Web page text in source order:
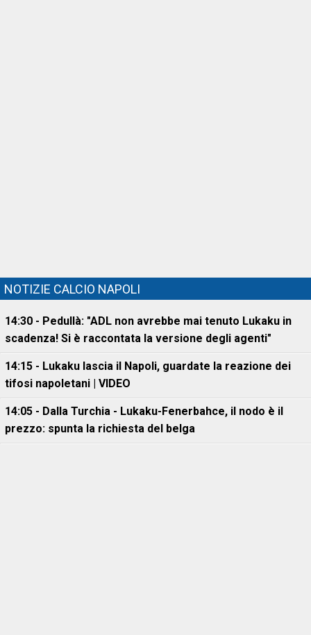
NOTIZIE CALCIO NAPOLI
14:30 - Pedullà: "ADL non avrebbe mai tenuto Lukaku in
scadenza! Si è raccontata la versione degli agenti"
14:15 - Lukaku lascia il Napoli, guardate la reazione dei
tifosi napoletani | VIDEO
14:05 - Dalla Turchia - Lukaku-Fenerbahce, il nodo è il
prezzo: spunta la richiesta del belga